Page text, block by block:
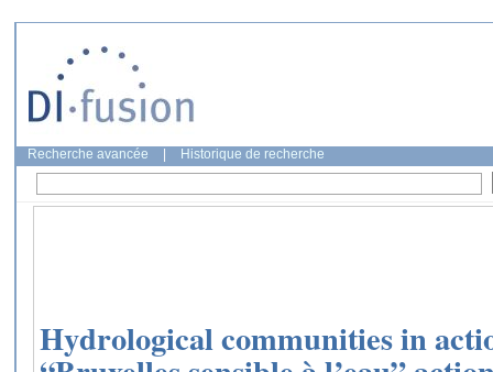
Recherche avancée Historique de recherche
Hydrological communities in